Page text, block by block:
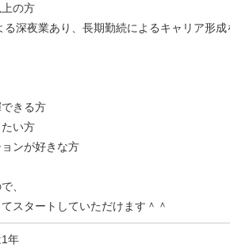
上の方
る深夜業あり、長期勤続によるキャリア形成
できる方
たい方
ンが好きな方
、
スタートしていただけます＾＾
年